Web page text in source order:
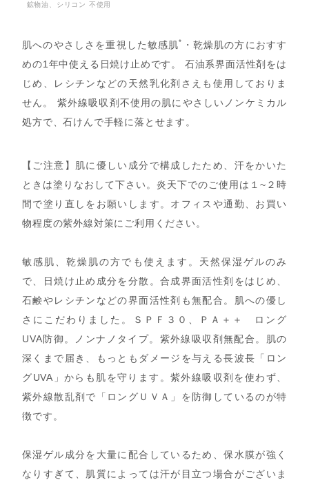
鉱物油、シリコン 不使用
肌へのやさしさを重視した敏感肌*
・乾燥肌の方におすす
めの1年中使える日焼け止めです。 石油系界面活性剤をは
じめ、レシチンなどの天然乳化剤さえも使用しておりま
せん。 紫外線吸収剤不使用の肌にやさしいノンケミカル
処方で、石けんで手軽に落とせます。
【ご注意】肌に優しい成分で構成したため、汗をかいた
ときは塗りなおして下さい。炎天下でのご使用は１~２時
間で塗り直しをお願いします。オフィスや通勤、お買い
物程度の紫外線対策にご利用ください。
敏感肌、乾燥肌の方でも使えます。天然保湿ゲルのみ
で、日焼け止め成分を分散。合成界面活性剤をはじめ、
石鹸やレシチンなどの界面活性剤も無配合。肌への優し
さにこだわりました。ＳＰＦ３０、ＰＡ＋＋ ロング
UVA防御。ノンナノタイプ。紫外線吸収剤無配合。肌の
深くまで届き、もっともダメージを与える長波長「ロン
グUVA」からも肌を守ります。紫外線吸収剤を使わず、
紫外線散乱剤で「ロングＵＶＡ」を防御しているのが特
徴です。
保湿ゲル成分を大量に配合しているため、保水膜が強く
なりすぎて、肌質によっては汗が目立つ場合がございま